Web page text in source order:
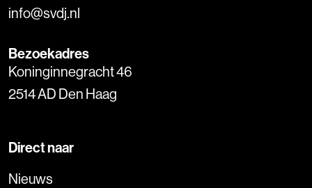
info@svdj.nl
Bezoekadres
Koninginnegracht 46
2514 AD Den Haag
Direct naar
Nieuws